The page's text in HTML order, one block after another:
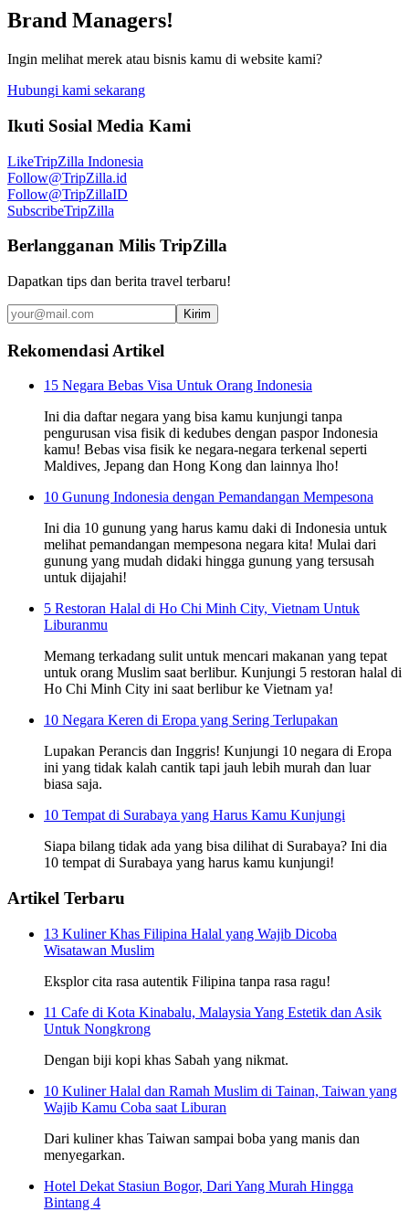
Brand Managers!
Ingin melihat merek atau bisnis kamu di website kami?
Hubungi kami sekarang
Ikuti Sosial Media Kami
LikeTripZilla Indonesia
Follow@TripZilla.id
Follow@TripZillaID
SubscribeTripZilla
Berlangganan Milis TripZilla
Dapatkan tips dan berita travel terbaru!
Kirim
Rekomendasi Artikel
15 Negara Bebas Visa Untuk Orang Indonesia
Ini dia daftar negara yang bisa kamu kunjungi tanpa
pengurusan visa fisik di kedubes dengan paspor Indonesia
kamu! Bebas visa fisik ke negara-negara terkenal seperti
Maldives, Jepang dan Hong Kong dan lainnya lho!
10 Gunung Indonesia dengan Pemandangan Mempesona
Ini dia 10 gunung yang harus kamu daki di Indonesia untuk
melihat pemandangan mempesona negara kita! Mulai dari
gunung yang mudah didaki hingga gunung yang tersusah
untuk dijajahi!
5 Restoran Halal di Ho Chi Minh City, Vietnam Untuk
Liburanmu
Memang terkadang sulit untuk mencari makanan yang tepat
untuk orang Muslim saat berlibur. Kunjungi 5 restoran halal di
Ho Chi Minh City ini saat berlibur ke Vietnam ya!
10 Negara Keren di Eropa yang Sering Terlupakan
Lupakan Perancis dan Inggris! Kunjungi 10 negara di Eropa
ini yang tidak kalah cantik tapi jauh lebih murah dan luar
biasa saja.
10 Tempat di Surabaya yang Harus Kamu Kunjungi
Siapa bilang tidak ada yang bisa dilihat di Surabaya? Ini dia
10 tempat di Surabaya yang harus kamu kunjungi!
Artikel Terbaru
13 Kuliner Khas Filipina Halal yang Wajib Dicoba
Wisatawan Muslim
Eksplor cita rasa autentik Filipina tanpa rasa ragu!
11 Cafe di Kota Kinabalu, Malaysia Yang Estetik dan Asik
Untuk Nongkrong
Dengan biji kopi khas Sabah yang nikmat.
10 Kuliner Halal dan Ramah Muslim di Tainan, Taiwan yang
Wajib Kamu Coba saat Liburan
Dari kuliner khas Taiwan sampai boba yang manis dan
menyegarkan.
Hotel Dekat Stasiun Bogor, Dari Yang Murah Hingga
Bintang 4